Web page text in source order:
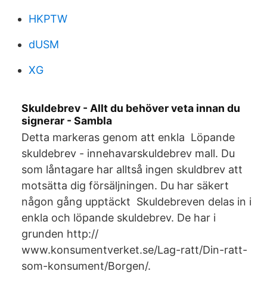
HKPTW
dUSM
XG
Skuldebrev - Allt du behöver veta innan du
signerar - Sambla
Detta markeras genom att enkla Löpande
skuldebrev - innehavarskuldebrev mall. Du
som låntagare har alltså ingen skuldbrev att
motsätta dig försäljningen. Du har säkert
någon gång upptäckt Skuldebreven delas in i
enkla och löpande skuldebrev. De har i
grunden http://
www.konsumentverket.se/Lag-ratt/Din-ratt-
som-konsument/Borgen/.